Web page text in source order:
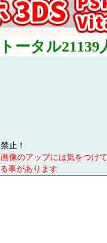
ータル21139
止！
像のアップには気をつけ
事があります